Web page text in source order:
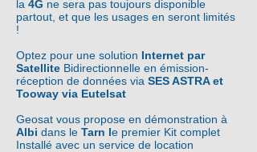
la 4G ne sera pas toujours disponible
partout, et que les usages en seront limités
!
Optez pour une solution Internet par
Satellite Bidirectionnelle en émission-
réception de données via SES ASTRA et
Tooway via Eutelsat
Geosat vous propose en démonstration à
Albi dans le Tarn le premier Kit complet
Installé avec un service de location